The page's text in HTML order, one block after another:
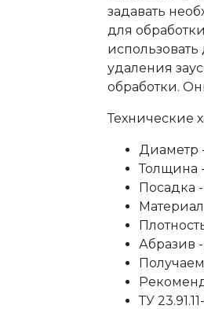
задавать
для
удаления
обработки.
Технические
Диаметр
Толщина
Посадка
Абразив
ТУ